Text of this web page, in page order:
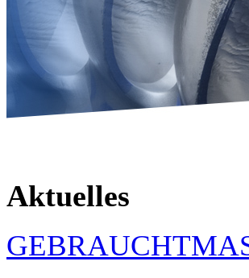
Aktuelles